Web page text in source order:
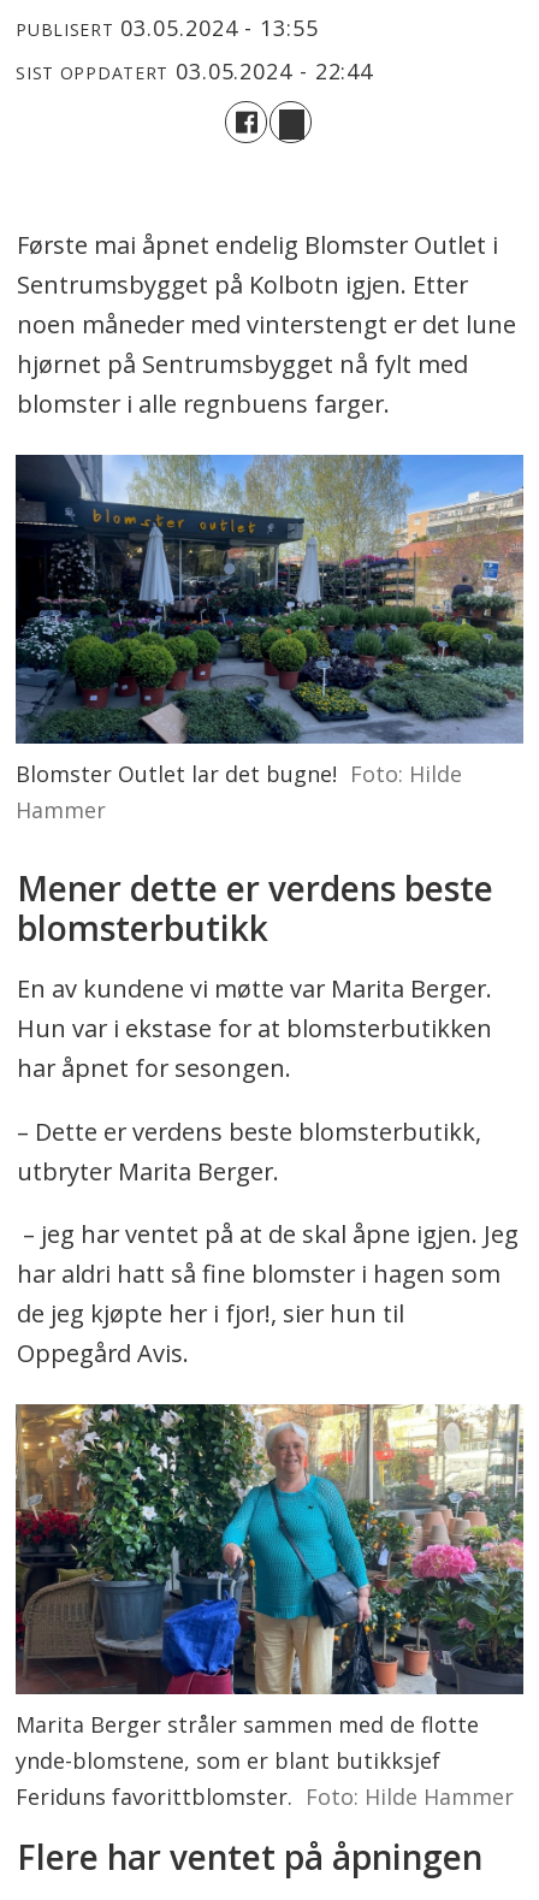
PUBLISERT 03.05.2024 - 13:55
SIST OPPDATERT 03.05.2024 - 22:44
Første mai åpnet endelig Blomster Outlet i
Sentrumsbygget på Kolbotn igjen. Etter
noen måneder med vinterstengt er det lune
hjørnet på Sentrumsbygget nå fylt med
blomster i alle regnbuens farger.
Blomster Outlet lar det bugne! Foto: Hilde
Hammer
Mener dette er verdens beste
blomsterbutikk
En av kundene vi møtte var Marita Berger.
Hun var i ekstase for at blomsterbutikken
har åpnet for sesongen.
– Dette er verdens beste blomsterbutikk,
utbryter Marita Berger.
– jeg har ventet på at de skal åpne igjen. Jeg
har aldri hatt så fine blomster i hagen som
de jeg kjøpte her i fjor!, sier hun til
Oppegård Avis.
Marita Berger stråler sammen med de flotte
ynde-blomstene, som er blant butikksjef
Feriduns favorittblomster. Foto: Hilde Hammer
Flere har ventet på åpningen